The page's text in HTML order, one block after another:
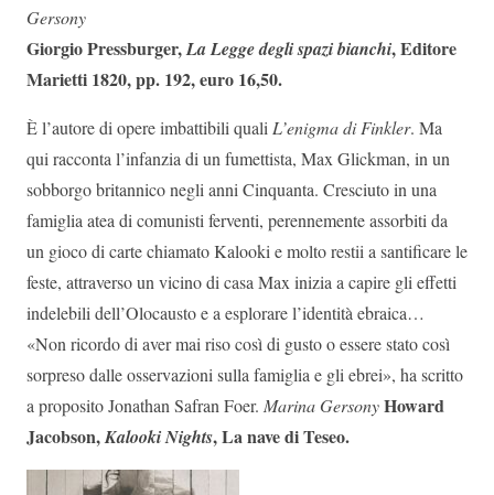
Gersony
Giorgio Pressburger,La Legge degli spazi bianchi, Editore
Marietti 1820, pp. 192, euro 16,50.
È l’autore di opere imbattibili qualiL’enigma di Finkler. Ma
qui racconta l’infanzia di un fumettista, Max Glickman, in un
sobborgo britannico negli anni Cinquanta. Cresciuto in una
famiglia atea di comunisti ferventi, perennemente assorbiti da
un gioco di carte chiamato Kalooki e molto restii a santificare le
feste, attraverso un vicino di casa Max inizia a capire gli effetti
indelebili dell’Olocausto e a esplorare l’identità ebraica…
«Non ricordo di aver mai riso così di gusto o essere stato così
sorpreso dalle osservazioni sulla famiglia e gli ebrei», ha scritto
a proposito Jonathan Safran Foer. Marina GersonyHoward
Jacobson,Kalooki Nights, La nave di Teseo.